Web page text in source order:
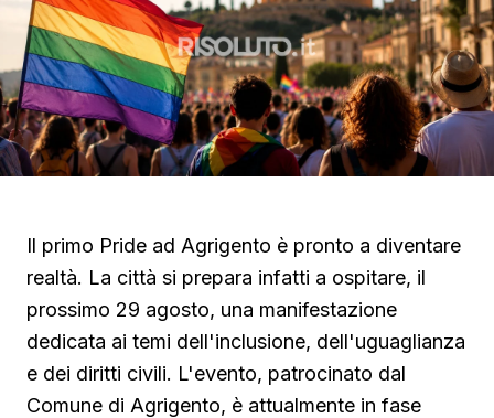
Il primo Pride ad Agrigento è pronto a diventare
realtà. La città si prepara infatti a ospitare, il
prossimo 29 agosto, una manifestazione
dedicata ai temi dell'inclusione, dell'uguaglianza
e dei diritti civili. L'evento, patrocinato dal
Comune di Agrigento, è attualmente in fase